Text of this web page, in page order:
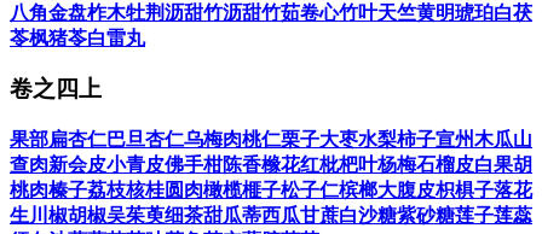
八角金盘柞木牡荆沥甜竹沥甜竹茹卷心竹叶天竺黄明琥珀白茯
苓枫猪苓白雷丸
卷之四上
果部扁杏仁巴旦杏仁乌梅肉桃仁栗子大枣水梨柿子宣州木瓜山
查肉新会皮小青皮佛手柑陈香橼花红枇杷叶杨梅石榴皮白果胡
桃肉榛子荔枝核桂圆肉橄榄榧子松子仁槟榔大腹皮枳椇子落花
生 川椒胡椒吴茱萸细茶甜瓜蒂西瓜甘蔗白沙糖紫砂糖莲子莲蕊